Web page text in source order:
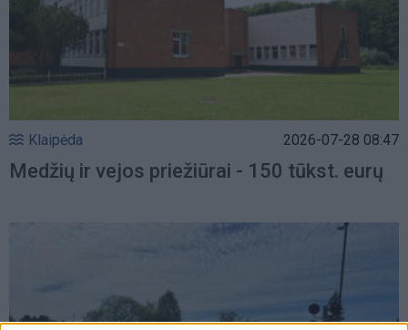
Klaipėda 2026-07-28 08:47
Medžių ir vejos priežiūrai - 150 tūkst. eurų